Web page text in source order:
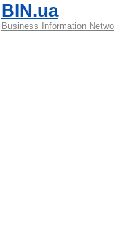
BIN.ua
Business Information